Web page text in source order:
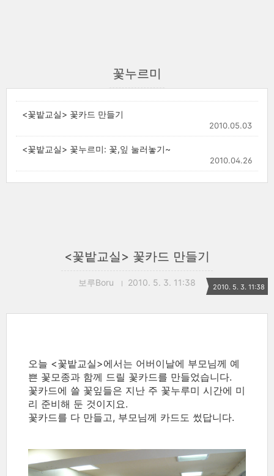
꽃누르미
<꽃밭교실> 꽃카드 만들기
2010.05.03
<꽃밭교실> 꽃누르미: 꽃,잎 눌러놓기~
2010.04.26
<꽃밭교실> 꽃카드 만들기
보루Boru 2010. 5. 3. 11:38 2010. 5. 3. 11:38
오늘 <꽃밭교실>에서는 어버이날에 부모님께 예
쁜 꽃모종과 함께 드릴 꽃카드를 만들었습니다.
꽃카드에 쓸 꽃잎들은 지난 주 꽃누루미 시간에 미
리 준비해 둔 것이지요.
꽃카드를 다 만들고, 부모님께 카드도 썼답니다.